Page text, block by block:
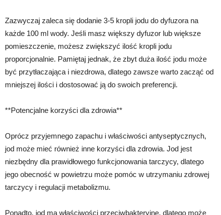
Zazwyczaj zaleca się dodanie 3-5 kropli jodu do dyfuzora na
każde 100 ml wody. Jeśli masz większy dyfuzor lub większe
pomieszczenie, możesz zwiększyć ilość kropli jodu
proporcjonalnie. Pamiętaj jednak, że zbyt duża ilość jodu może
być przytłaczająca i niezdrowa, dlatego zawsze warto zacząć od
mniejszej ilości i dostosować ją do swoich preferencji.
**Potencjalne korzyści dla zdrowia**
Oprócz przyjemnego zapachu i właściwości antyseptycznych,
jod może mieć również inne korzyści dla zdrowia. Jod jest
niezbędny dla prawidłowego funkcjonowania tarczycy, dlatego
jego obecność w powietrzu może pomóc w utrzymaniu zdrowej
tarczycy i regulacji metabolizmu.
Ponadto, jod ma właściwości przeciwbakteryjne, dlatego może